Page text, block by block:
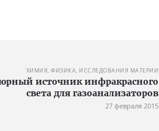
ХИМИЯ, ФИЗИКА, ИССЛЕДОВАНИЯ МАТЕРИИ
источник инфракрасного
света для газоанализаторов
27 февраля 2015